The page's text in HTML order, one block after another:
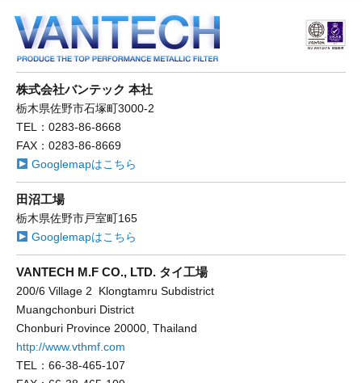
株式会社バンテック 本社
栃木県佐野市石塚町3000-2
TEL：0283-86-8668
FAX：0283-86-8669
Googlemapはこちら
田沼工場
栃木県佐野市戸室町165
Googlemapはこちら
VANTECH M.F CO., LTD. タイ工場
200/6 Village 2 Klongtamru Subdistrict
Muangchonburi District
Chonburi Province 20000, Thailand
http://www.vthmf.com
TEL：66-38-465-107